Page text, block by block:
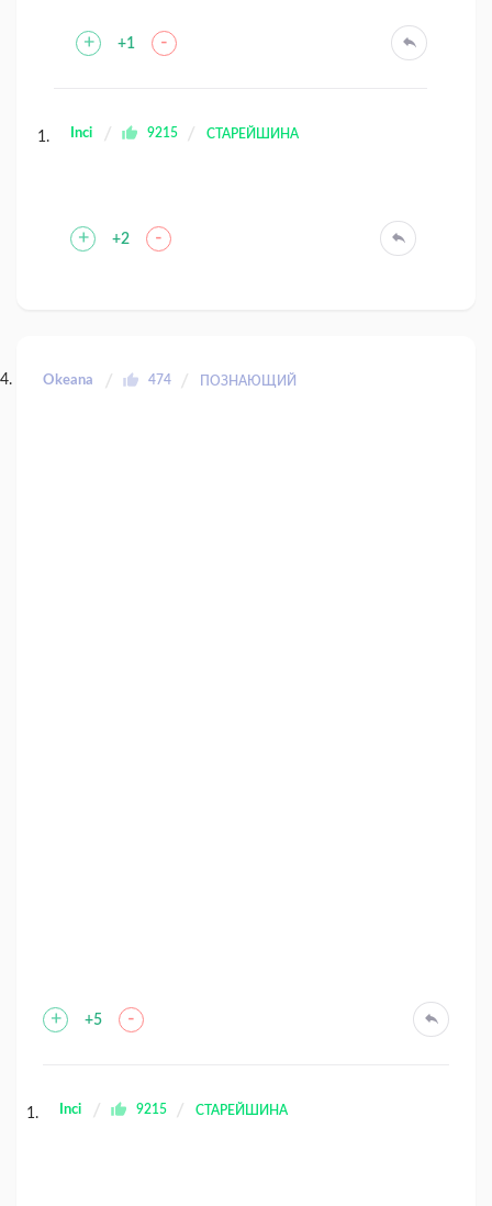
+ +1 -
Inci 9215 СТАРЕЙШИНА
+ +2 -
Okeana 474 ПОЗНАЮЩИЙ
+ +5 -
Inci 9215 СТАРЕЙШИНА